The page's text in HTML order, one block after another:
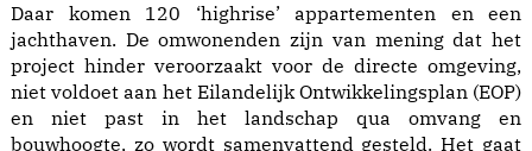
Daar komen 120 ‘highrise’ appartementen en een
jachthaven. De omwonenden zijn van mening dat het
project hinder veroorzaakt voor de directe omgeving,
niet voldoet aan het Eilandelijk Ontwikkelingsplan (EOP)
en niet past in het landschap qua omvang en
bouwhoogte, zo wordt samenvattend gesteld. Het gaat